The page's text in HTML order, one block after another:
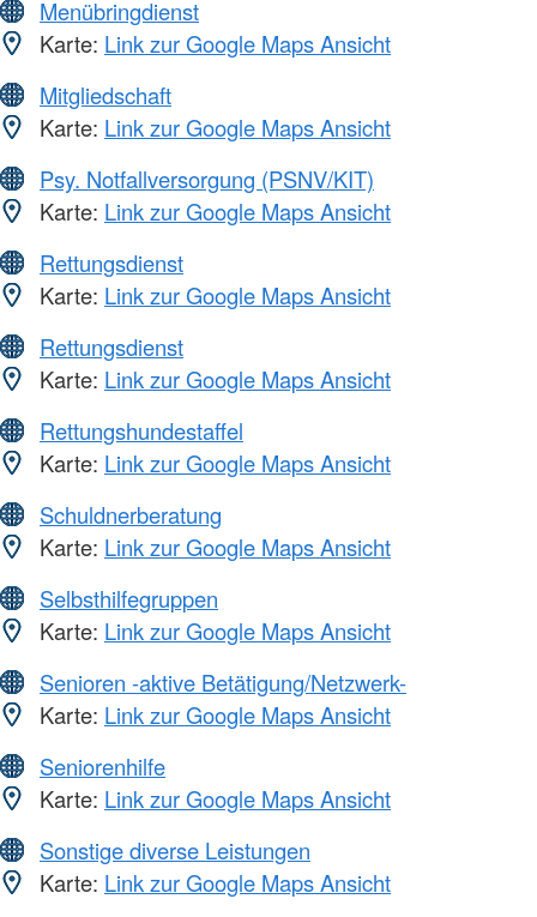
Menübringdienst
Karte: Link zur Google Maps Ansicht
Mitgliedschaft
Karte: Link zur Google Maps Ansicht
Psy. Notfallversorgung (PSNV/KIT)
Karte: Link zur Google Maps Ansicht
Rettungsdienst
Karte: Link zur Google Maps Ansicht
Rettungsdienst
Karte: Link zur Google Maps Ansicht
Rettungshundestaffel
Karte: Link zur Google Maps Ansicht
Schuldnerberatung
Karte: Link zur Google Maps Ansicht
Selbsthilfegruppen
Karte: Link zur Google Maps Ansicht
Senioren -aktive Betätigung/Netzwerk-
Karte: Link zur Google Maps Ansicht
Seniorenhilfe
Karte: Link zur Google Maps Ansicht
Sonstige diverse Leistungen
Karte: Link zur Google Maps Ansicht